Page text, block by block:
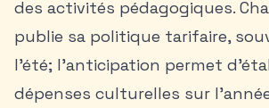
des activités pédagogiques.
publie sa politique tarifaire,
l’été; l’anticipation permet
dépenses culturelles sur